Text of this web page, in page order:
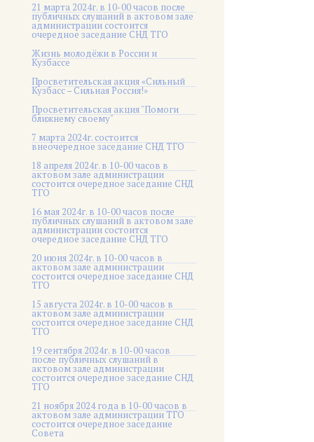
21 марта 2024г. в 10-00 часов после
публичных слушаний в актовом зале
администрации состоится
очередное заседание СНД ТГО
Жизнь молодёжи в России и
Кузбассе
Просветительская акция «Сильный
Кузбасс – Сильная Россия!»
Просветительская акция "Помоги
ближнему своему"
7 марта 2024г. состоится
внеочередное заседание СНД ТГО
18 апреля 2024г. в 10-00 часов в
актовом зале администрации
состоится очередное заседание СНД
ТГО
16 мая 2024г. в 10-00 часов после
публичных слушаний в актовом зале
администрации состоится
очередное заседание СНД ТГО
20 июня 2024г. в 10-00 часов в
актовом зале администрации
состоится очередное заседание СНД
ТГО
15 августа 2024г. в 10-00 часов в
актовом зале администрации
состоится очередное заседание СНД
ТГО
19 сентября 2024г. в 10-00 часов
после публичных слушаний в
актовом зале администрации
состоится очередное заседание СНД
ТГО
21 ноября 2024 года в 10-00 часов в
актовом зале администрации ТГО
состоится очередное заседание
Совета